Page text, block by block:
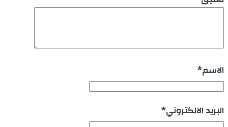
الاسم*
البريد الالكتروني*